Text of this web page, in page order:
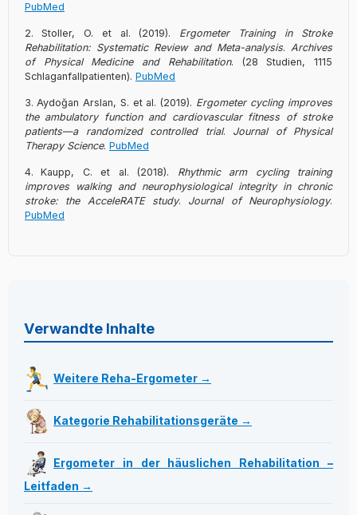
PubMed
Stoller, O. et al. (2019). Ergometer Training in Stroke
Rehabilitation: Systematic Review and Meta-analysis.Archives
of Physical Medicine and Rehabilitation. (28 Studien, 1115
Schlaganfallpatienten). PubMed
Aydoğan Arslan, S. et al. (2019). Ergometer cycling improves
the ambulatory function and cardiovascular fitness of stroke
patients—a randomized controlled trial. Journal of Physical
Therapy Science. PubMed
Kaupp, C. et al. (2018). Rhythmic arm cycling training
improves walking and neurophysiological integrity in chronic
stroke: the AcceleRATE study. Journal of Neurophysiology.
PubMed
Verwandte Inhalte
Weitere Reha-Ergometer →
Kategorie Rehabilitationsgeräte →
Ergometer in der häuslichen Rehabilitation –
Leitfaden →